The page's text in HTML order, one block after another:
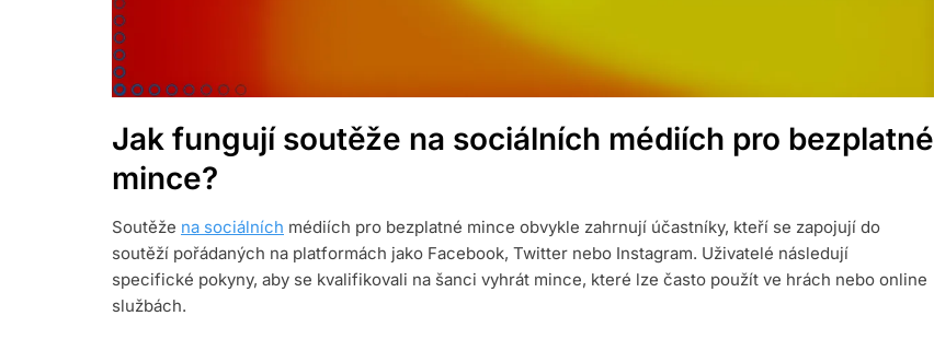
Jak fungují soutěže na sociálních médiích pro bezplatné
mince?
Soutěže na sociálních médiích pro bezplatné mince obvykle zahrnují účastníky, kteří se zapojují do
soutěží pořádaných na platformách jako Facebook, Twitter nebo Instagram. Uživatelé následují
specifické pokyny, aby se kvalifikovali na šanci vyhrát mince, které lze často použít ve hrách nebo online
službách.